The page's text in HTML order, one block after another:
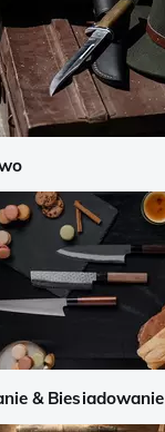
& Biesiadowanie